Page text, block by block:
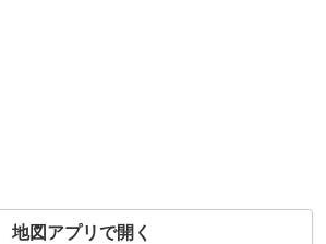
地図アプリで開く